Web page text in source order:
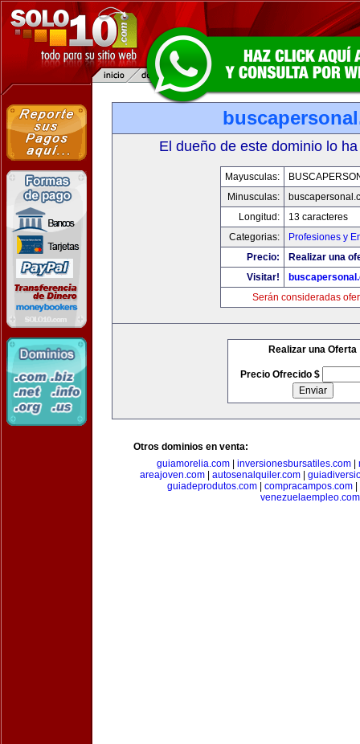
El dueño de este dominio lo
Mayusculas:
Minusculas:
Longitud:
13 caracteres
Categorias:
Profesiones y
Precio:
Realizar una
Visitar!
Serán consideradas
Realizar una Oferta
Precio Ofrecido $
Otros dominios en venta:
guiamorelia.com| inversionesbursatiles.com|
areajoven.com| autosenalquiler.com|
guiadeprodutos.com| compracampos.com|
venezuelaempleo.com